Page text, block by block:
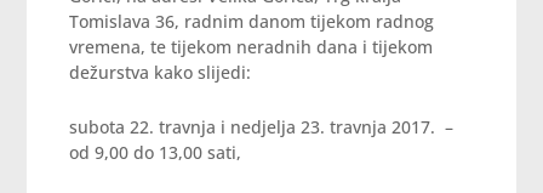
Tomislava 36, radnim danom tijekom radnog
vremena, te tijekom neradnih dana i tijekom
dežurstva kako slijedi:
subota 22. travnja i nedjelja 23. travnja 2017. –
od 9,00 do 13,00 sati,